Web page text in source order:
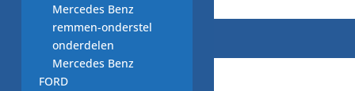
Mercedes Benz
remmen-onderstel
onderdelen
Mercedes Benz
FORD